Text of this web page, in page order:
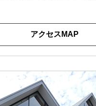
アクセスMAP